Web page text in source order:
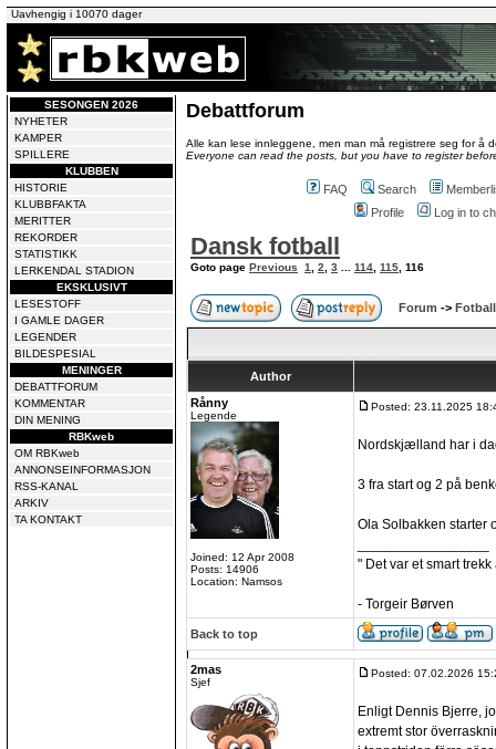
Uavhengig i 10070 dager
SESONGEN 2026
NYHETER
KAMPER
SPILLERE
KLUBBEN
HISTORIE
KLUBBFAKTA
MERITTER
REKORDER
STATISTIKK
LERKENDAL STADION
EKSKLUSIVT
LESESTOFF
I GAMLE DAGER
LEGENDER
BILDESPESIAL
MENINGER
DEBATTFORUM
KOMMENTAR
DIN MENING
RBKweb
OM RBKweb
ANNONSEINFORMASJON
RSS-KANAL
ARKIV
TA KONTAKT
Debattforum
Alle kan lese innleggene, men man må registrere seg for å
Everyone can read the posts, but you have to register
FAQ Search
Profile
Log in to
Dansk fotball
Goto page Previous 1 2 3 114 115 116
Forum ->
Author
Rånny
Legende
Joined: 12 Apr 2008
Posts: 14906
Location: Namsos
Posted: 23.11.2025
Nordskjælland har i
3 fra start og 2 på
Ola Solbakken starter
" Det var et smart
- Torgeir Børven
Back to top
2mas
Sjef
Posted: 07.02.2026
Enligt Dennis Bjerre,
extremt stor